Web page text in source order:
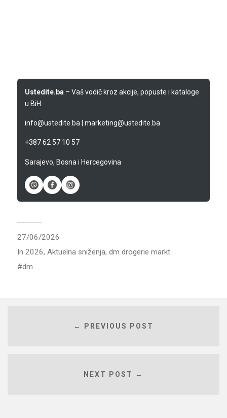
Ustedite.ba – Vaš vodič kroz akcije, popuste i kataloge
u BiH.
info@ustedite.ba marketing@ustedite.ba
+387 62 57 10 57
Sarajevo, Bosna i Hercegovina
27/06/2026
In 2026, Aktuelna sniženja, dm drogerie markt
dm
← PREVIOUS POST
NEXT POST →